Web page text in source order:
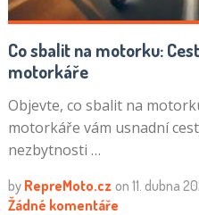
Co sbalit na motorku:
motorkáře
Objevte, co sbalit na
motorkáře vám usnadní
nezbytnosti …
by RepreMoto.cz on 11. dubna
Žádné komentáře